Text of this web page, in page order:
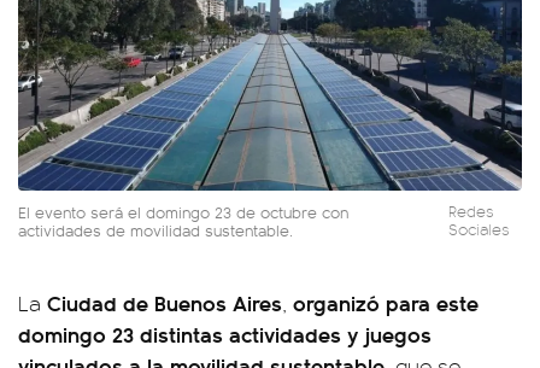
El evento será el domingo 23 de octubre con
actividades de movilidad sustentable.
Redes
Sociales
La Ciudad de Buenos Aires, organizó para este
domingo 23 distintas actividades y juegos